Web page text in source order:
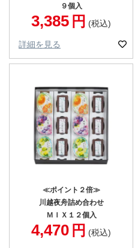
９個入
3,385 税込
詳細を見る
≪ポイント２倍≫
川越夜舟詰め合わせ
ＭＩＸ１２個入
4,470 税込